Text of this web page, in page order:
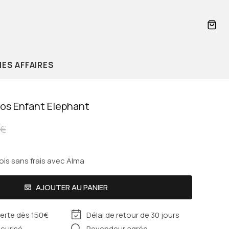
Delsey
AFFAIRES
Enfant Elephant
sans frais avec Alma
AJOUTER AU PANIER
dès 150€
Délai de retour de 30 jours